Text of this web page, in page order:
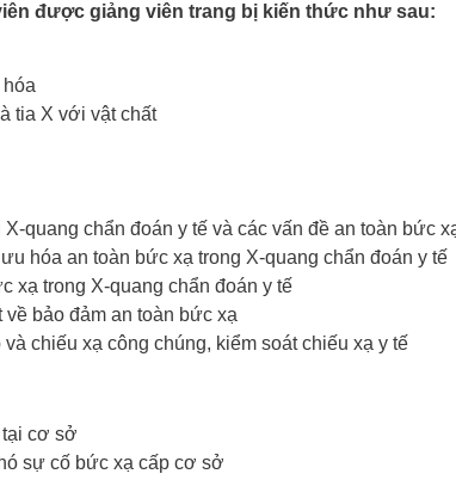
được giảng viên trang bị kiến thức như sau:
tia X với vật chất
quang chẩn đoán y tế và các vấn đề an toàn bức
hóa an toàn bức xạ trong X-quang chẩn đoán y tế
xạ trong X-quang chẩn đoán y tế
bảo đảm an toàn bức xạ
chiếu xạ công chúng, kiểm soát chiếu xạ y tế
cơ sở
sự cố bức xạ cấp cơ sở